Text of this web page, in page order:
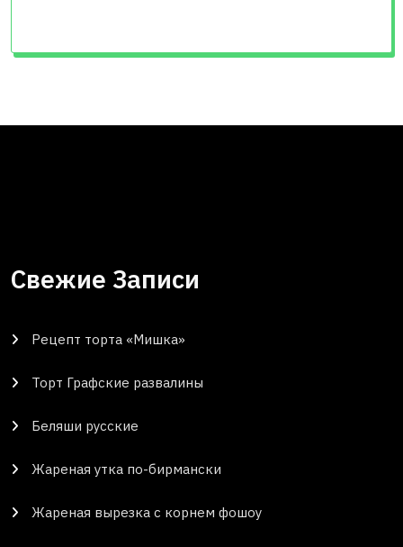
Свежие Записи
Рецепт торта «Мишка»
Торт Графские развалины
Беляши русские
Жареная утка по-бирмански
Жареная вырезка с корнем фошоу